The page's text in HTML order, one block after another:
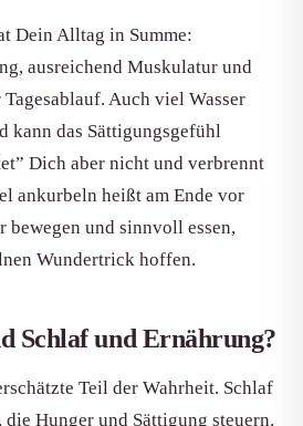
Dein Alltag in Summe:
ausreichend Muskulatur und
Auch viel Wasser
kann das Sättigungsgefühl
Dich aber nicht und verbrennt
ankurbeln heißt am Ende vor
bewegen und sinnvoll essen,
Wundertrick hoffen.
Schlaf und Ernährung?
Teil der Wahrheit. Schlaf
Hunger und Sättigung steuern.